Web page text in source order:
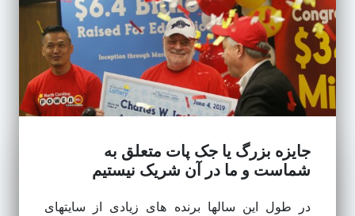
جایزه بزرگ یا جک پات متعلق به
شماست و ما در آن شریک نیستیم
در طول این سالها برنده های زیادی از سایتهای